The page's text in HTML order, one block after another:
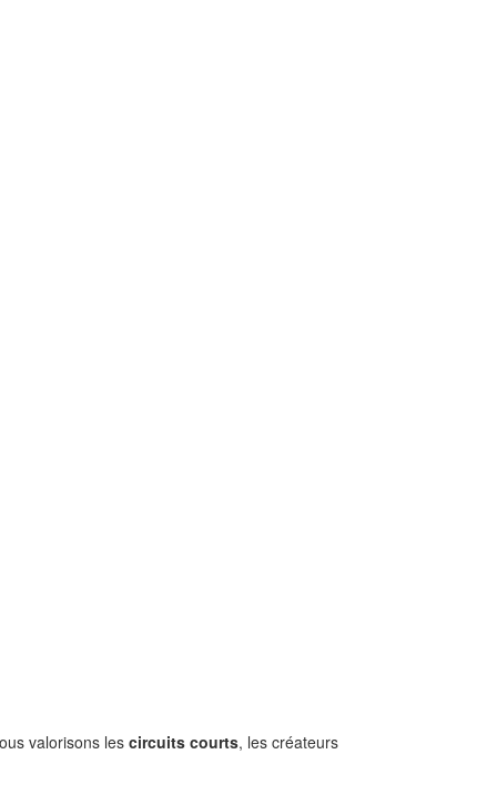
valorisons les circuits courts, les créateurs